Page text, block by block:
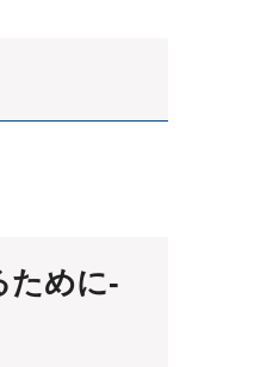
ために-